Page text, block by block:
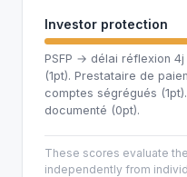
Investor protection
PSFP → délai réflexion
(1pt). Prestataire de
comptes ségrégués
documenté (0pt).
These scores evaluate
independently from